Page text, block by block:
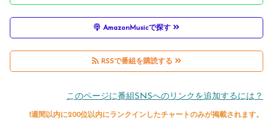
AmazonMusicで探す
RSSで番組を購読する
このページに番組SNSへのリンクを追加するには？
1週間以内に200位以内にランクインしたチャートのみが掲載されます。